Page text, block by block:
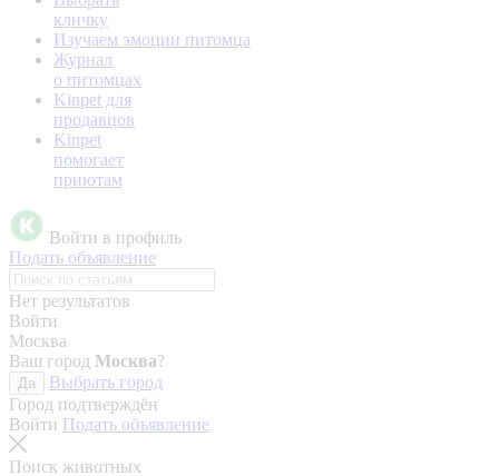
кличку
Изучаем эмоции питомца
Журнал
о питомцах
Kinpet для
продавцов
Kinpet
помогает
приютам
Войти в профиль
Подать объявление
Нет результатов
Войти
Москва
Ваш город Москва?
Да
Выбрать город
Город подтверждён
Войти Подать объявление
Поиск животных